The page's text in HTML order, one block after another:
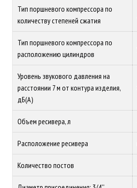
Тип поршневого компрессора по
количеству степеней сжатия
Тип поршневого компрессора по
расположению цилиндров
Уровень звукового давления на
расстоянии 7 м от контура изделия,
дБ(А)
Объем ресивера, л
Расположение ресивера
Количество постов